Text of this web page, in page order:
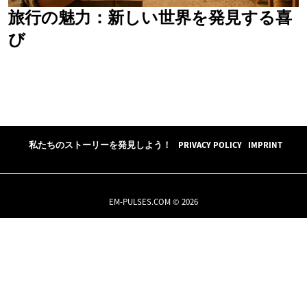
旅行の魅力：新しい世界を発見する喜
び
私たちのストーリーを発見しよう！ PRIVACY POLICY IMPRINT
EM-PULSES.COM © 2026